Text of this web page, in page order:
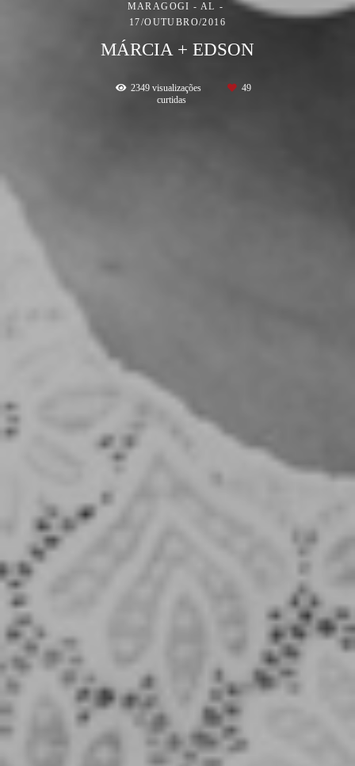
MARAGOGI - AL
17/OUTUBRO/2016
MÁRCIA + EDSON
2349 visualizações
49
curtidas